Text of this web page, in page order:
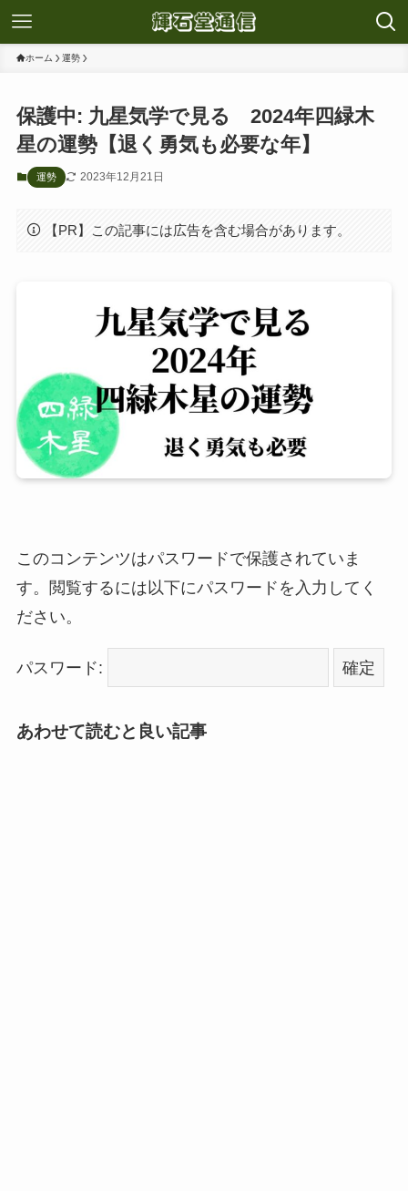
ホーム 運勢
保護中: 九星気学で見る 2024年四緑木
星の運勢【退く勇気も必要な年】
運勢 2023年12月21日
【PR】この記事には広告を含む場合があります。
このコンテンツはパスワードで保護されていま
す。閲覧するには以下にパスワードを入力してく
ださい。
パスワード:
あわせて読むと良い記事